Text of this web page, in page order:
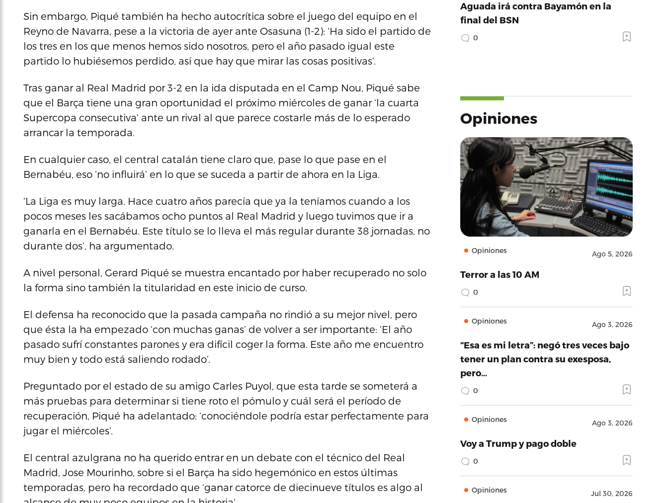
Sin embargo, Piqué también ha hecho autocrítica sobre el juego del equipo en el
Reyno de Navarra, pese a la victoria de ayer ante Osasuna (1-2): ‘Ha sido el partido de
los tres en los que menos hemos sido nosotros, pero el año pasado igual este
partido lo hubiésemos perdido, así que hay que mirar las cosas positivas’.
Tras ganar al Real Madrid por 3-2 en la ida disputada en el Camp Nou, Piqué sabe
que el Barça tiene una gran oportunidad el próximo miércoles de ganar ‘la cuarta
Supercopa consecutiva’ ante un rival al que parece costarle más de lo esperado
arrancar la temporada.
En cualquier caso, el central catalán tiene claro que, pase lo que pase en el
Bernabéu, eso ‘no influirá’ en lo que se suceda a partir de ahora en la Liga.
‘La Liga es muy larga. Hace cuatro años parecía que ya la teníamos cuando a los
pocos meses les sacábamos ocho puntos al Real Madrid y luego tuvimos que ir a
ganarla en el Bernabéu. Este título se lo lleva el más regular durante 38 jornadas, no
durante dos’, ha argumentado.
A nivel personal, Gerard Piqué se muestra encantado por haber recuperado no solo
la forma sino también la titularidad en este inicio de curso.
El defensa ha reconocido que la pasada campaña no rindió a su mejor nivel, pero
que ésta la ha empezado ‘con muchas ganas’ de volver a ser importante: ‘El año
pasado sufrí constantes parones y era difícil coger la forma. Este año me encuentro
muy bien y todo está saliendo rodado’.
Preguntado por el estado de su amigo Carles Puyol, que esta tarde se someterá a
más pruebas para determinar si tiene roto el pómulo y cuál será el período de
recuperación, Piqué ha adelantado: ‘conociéndole podría estar perfectamente para
jugar el miércoles’.
El central azulgrana no ha querido entrar en un debate con el técnico del Real
Madrid, Jose Mourinho, sobre si el Barça ha sido hegemónico en estos últimas
temporadas, pero ha recordado que ‘ganar catorce de diecinueve títulos es algo al
Aguada irá contra Bayamón en la
final del BSN
0
Opiniones
Opiniones Ago 5, 2026
Terror a las 10 AM
0
Opiniones Ago 3, 2026
“Esa es mi letra”: negó tres veces bajo
tener un plan contra su exesposa,
pero…
0
Opiniones Ago 3, 2026
Voy a Trump y pago doble
0
Opiniones Jul 30, 2026